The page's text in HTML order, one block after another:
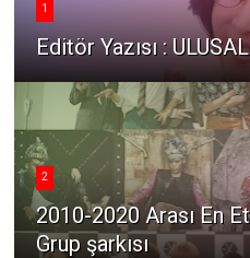
1
Editör Yazısı :
2
2010-2020 Arası En
Grup şarkısı